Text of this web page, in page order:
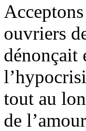
ouvriers
dénonçait
tout au
de